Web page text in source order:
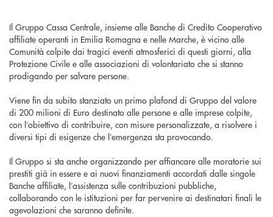
Il Gruppo Cassa Centrale, insieme alle Banche di Credito Cooperativo
affiliate operanti in Emilia Romagna e nelle Marche, è vicino alle
Comunità colpite dai tragici eventi atmosferici di questi giorni, alla
Protezione Civile e alle associazioni di volontariato che si stanno
prodigando per salvare persone.
Viene fin da subito stanziato un primo plafond di Gruppo del valore
di 200 milioni di Euro destinato alle persone e alle imprese colpite,
con l’obiettivo di contribuire, con misure personalizzate, a risolvere i
diversi tipi di esigenze che l’emergenza sta provocando.
Il Gruppo si sta anche organizzando per affiancare alle moratorie sui
prestiti già in essere e ai nuovi finanziamenti accordati dalle singole
Banche affiliate, l’assistenza sulle contribuzioni pubbliche,
collaborando con le istituzioni per far pervenire ai destinatari finali le
agevolazioni che saranno definite.